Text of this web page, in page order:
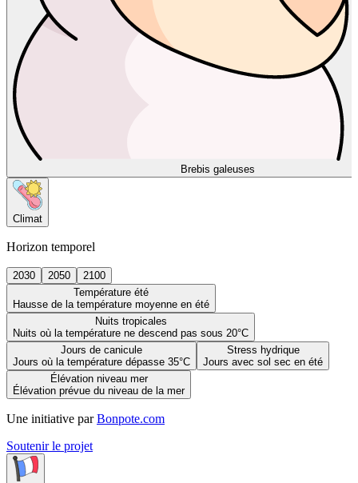
Brebis galeuses
Climat
Horizon temporel
2030 2050
2100
Température été
Hausse de la température moyenne en été
Nuits tropicales
Nuits où la température ne descend pas sous 20°C
Jours de canicule
Jours où la température dépasse 35°C
Stress hydrique
Jours avec sol sec en été
Élévation niveau mer
Élévation prévue du niveau de la mer
Une initiative par Bonpote.com
Soutenir le projet